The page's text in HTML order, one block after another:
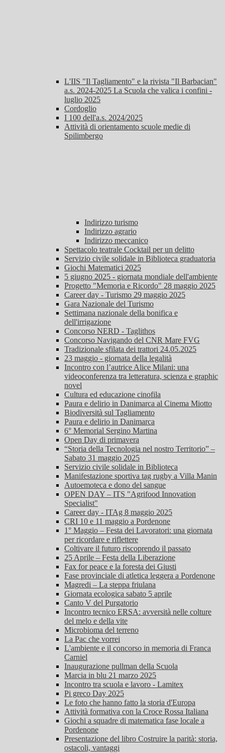
L'IIS "Il Tagliamento" e la rivista "Il Barbacian"
a.s. 2024-2025 La Scuola che valica i confini -
luglio 2025
Cordoglio
I 100 dell'a.s. 2024/2025
Attività di orientamento scuole medie di
Spilimbergo
Indirizzo turismo
Indirizzo agrario
Indirizzo meccanico
Spettacolo teatrale Cocktail per un delitto
Servizio civile solidale in Biblioteca graduatoria
Giochi Matematici 2025
5 giugno 2025 - giornata mondiale dell'ambiente
Progetto "Memoria e Ricordo" 28 maggio 2025
Career day - Turismo 29 maggio 2025
Gara Nazionale del Turismo
Settimana nazionale della bonifica e
dell'irrigazione
Concorso NERD - Taglithos
Concorso Navigando del CNR Mare FVG
Tradizionale sfilata dei trattori 24.05.2025
23 maggio - giornata della legalità
Incontro con l’autrice Alice Milani: una
videoconferenza tra letteratura, scienza e graphic
novel
Cultura ed educazione cinofila
Paura e delirio in Danimarca al Cinema Miotto
Biodiversità sul Tagliamento
Paura e delirio in Danimarca
6° Memorial Sergino Martina
Open Day di primavera
“Storia della Tecnologia nel nostro Territorio” –
Sabato 31 maggio 2025
Servizio civile solidale in Biblioteca
Manifestazione sportiva tag rugby a Villa Manin
Autoemoteca e dono del sangue
OPEN DAY – ITS "Agrifood Innovation
Specialist"
Career day - ITAg 8 maggio 2025
CRI 10 e 11 maggio a Pordenone
1° Maggio – Festa dei Lavoratori: una giornata
per ricordare e riflettere
Coltivare il futuro riscoprendo il passato
25 Aprile – Festa della Liberazione
Fax for peace e la foresta dei Giusti
Fase provinciale di atletica leggera a Pordenone
Magredi – La steppa friulana
Giornata ecologica sabato 5 aprile
Canto V del Purgatorio
Incontro tecnico ERSA: avversità nelle colture
del melo e della vite
Microbioma del terreno
La Pac che vorrei
L'ambiente e il concorso in memoria di Franca
Carniel
Inaugurazione pullman della Scuola
Marcia in blu 21 marzo 2025
Incontro tra scuola e lavoro - Lamitex
Pi greco Day 2025
Le foto che hanno fatto la storia d'Europa
Attività formativa con la Croce Rossa Italiana
Giochi a squadre di matematica fase locale a
Pordenone
Presentazione del libro Costruire la parità: storia,
ostacoli, vantaggi